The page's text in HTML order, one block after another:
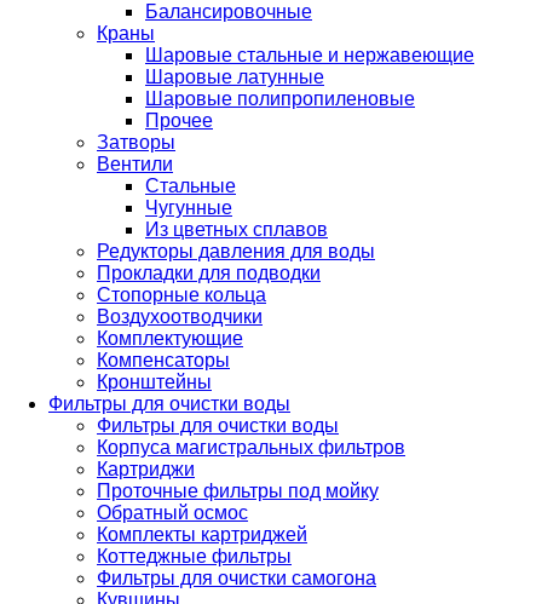
Балансировочные
Краны
Шаровые стальные и нержавеющие
Шаровые латунные
Шаровые полипропиленовые
Прочее
Затворы
Вентили
Стальные
Чугунные
Из цветных сплавов
Редукторы давления для воды
Прокладки для подводки
Стопорные кольца
Воздухоотводчики
Комплектующие
Компенсаторы
Кронштейны
Фильтры для очистки воды
Фильтры для очистки воды
Корпуса магистральных фильтров
Картриджи
Проточные фильтры под мойку
Обратный осмос
Комплекты картриджей
Коттеджные фильтры
Фильтры для очистки самогона